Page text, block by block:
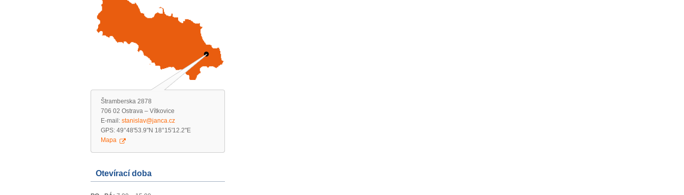
Štramberska 2878
706 02 Ostrava – Vítkovice
E-mail: stanislav@janca.cz
GPS: 49°48'53.9"N 18°15'12.2"E
Mapa
Otevírací doba